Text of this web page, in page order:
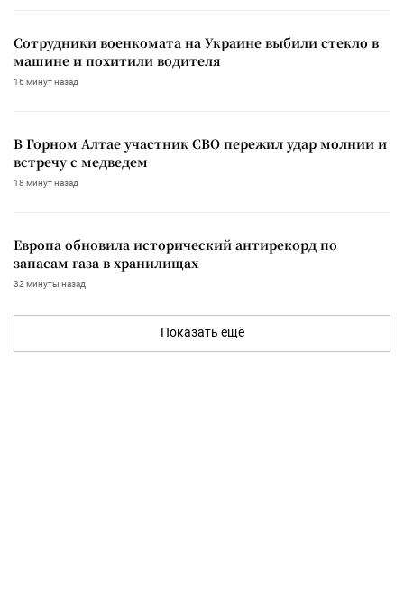
Сотрудники военкомата на Украине выбили стекло в
машине и похитили водителя
16 минут назад
В Горном Алтае участник СВО пережил удар молнии и
встречу с медведем
18 минут назад
Европа обновила исторический антирекорд по
запасам газа в хранилищах
32 минуты назад
Показать ещё